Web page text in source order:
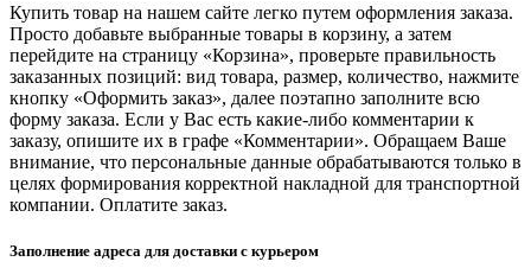
Купить товар на нашем сайте легко путем оформления заказа.
Просто добавьте выбранные товары в корзину, а затем
перейдите на страницу «Корзина», проверьте правильность
заказанных позиций: вид товара, размер, количество, нажмите
кнопку «Оформить заказ», далее поэтапно заполните всю
форму заказа. Если у Вас есть какие-либо комментарии к
заказу, опишите их в графе «Комментарии». Обращаем Ваше
внимание, что персональные данные обрабатываются только в
целях формирования корректной накладной для транспортной
компании. Оплатите заказ.
Заполнение адреса для доставки с курьером